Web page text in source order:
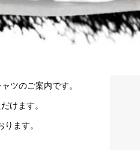
ツのご案内です。
けます。
ます。